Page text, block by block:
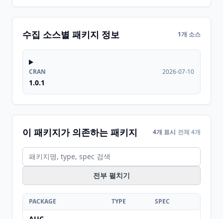
수집 소스별 패키지 정보 1개 소스
CRAN
1.0.1
2026-07-10
이 패키지가 의존하는 패키지 4개 표시 전체 4개
전부 펼치기
PACKAGE TYPE SPEC